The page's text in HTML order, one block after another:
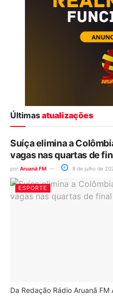
Últimasatualizações
Suíça elimina a
vagas nas quartas de
por Aruanã FM 8 de julho de
ESPORTE
Da Redação Rádio Aruanã